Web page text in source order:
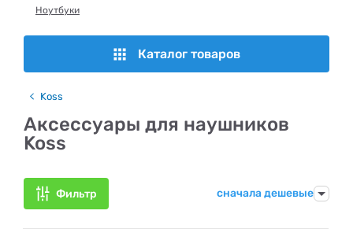
Ноутбуки
Каталог товаров
Koss
Аксессуары для наушников
Koss
Фильтр сначала дешевые